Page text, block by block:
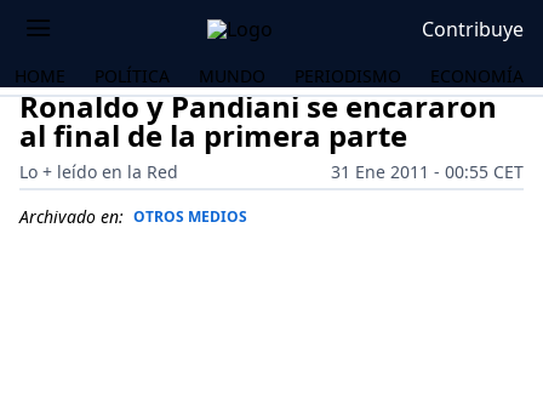
Contribuye
HOME POLÍTICA MUNDO PERIODISMO ECONOMÍA
Ronaldo y Pandiani se encararon
al final de la primera parte
Lo + leído en la Red
31 Ene 2011 - 00:55 CET
Archivado en: OTROS MEDIOS